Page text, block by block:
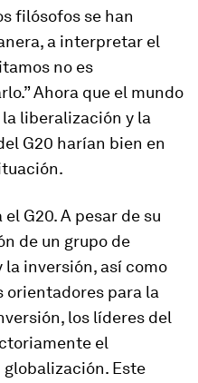
filósofos se han
a interpretar el
no es
Ahora que el mundo
liberalización y la
G20 harían bien en
G20. A pesar de su
de un grupo de
inversión, así como
para la
los líderes del
el
Este